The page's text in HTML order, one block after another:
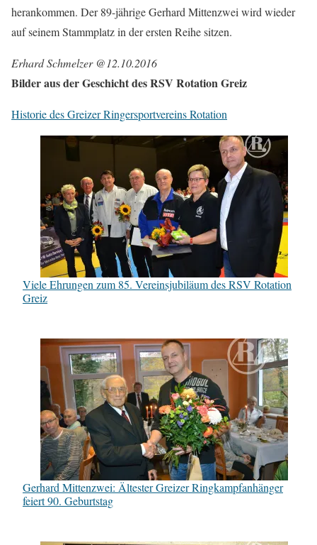
herankommen. Der 89-jährige Gerhard Mittenzwei wird wieder
auf seinem Stammplatz in der ersten Reihe sitzen.
Erhard Schmelzer @12.10.2016
Bilder aus der Geschicht des RSV Rotation Greiz
Historie des Greizer Ringersportvereins Rotation
Viele Ehrungen zum 85. Vereinsjubiläum des RSV Rotation
Greiz
Gerhard Mittenzwei: Ältester Greizer Ringkampfanhänger
feiert 90. Geburtstag